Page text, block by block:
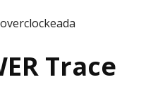
Trace